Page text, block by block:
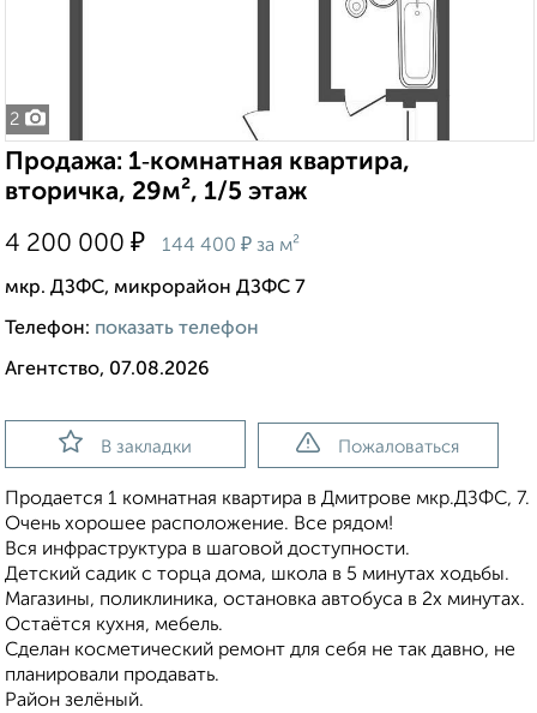
2
Продажа: 1‑комнатная квартира,
вторичка, 29м², 1/5 этаж
4 200 000 ₽ 144 400 ₽ за м²
мкр. ДЗФС, микрорайон ДЗФС 7
Телефон: показать телефон
Агентство, 07.08.2026
В закладки Пожаловаться
Продается 1 комнатная квартира в Дмитрове мкр.ДЗФС, 7.
Очень хорошее расположение. Все рядом!
Вся инфраструктура в шаговой доступности.
Детский садик с торца дома, школа в 5 минутах ходьбы.
Магазины, поликлиника, остановка автобуса в 2х минутах.
Остаётся кухня, мебель.
Сделан косметический ремонт для себя не так давно, не
планировали продавать.
Район зeлёный.